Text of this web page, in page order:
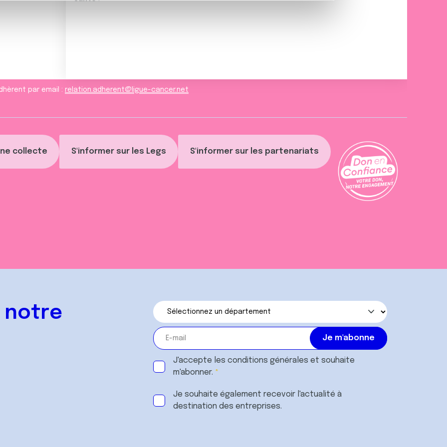
collecte S'informer sur les Legs S'informer sur les partenariats
par email : relation.adherent@ligue-cancer.net
notre
J'accepte les conditions générales et souhaite
m'abonner.
Je souhaite également recevoir l'actualité à
destination des entreprises.